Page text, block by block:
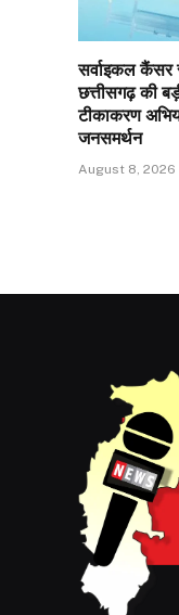
सर्वाइकल कैंसर
छत्तीसगढ़ की
टीकाकरण
जनसमर्थन
August 8, 2026